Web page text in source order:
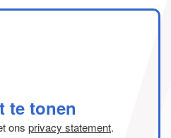
te tonen
ons privacy statement.